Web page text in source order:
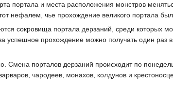
портала и места расположения монстров
нефалем, чье прохождение великого портала
сокровища портала дерзаний, среди которых
успешное прохождение можно получать один
Смена порталов дерзаний происходит по
чародеев, монахов, колдунов и